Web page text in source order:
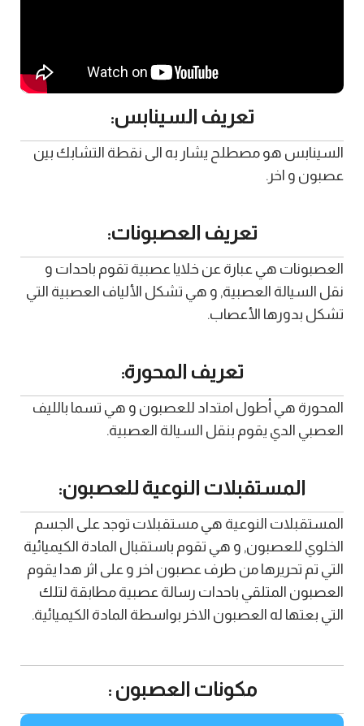
تعريف السينابس:
السينابس هو مصطلح يشار به الى نقطة التشابك بين
عصبون و اخر.
تعريف العصبونات:
العصبونات هي عبارة عن خلايا عصبية تقوم باحدات و
نقل السيالة العصبية, و هي تشكل الألياف العصبية التي
تشكل بدورها الأعصاب.
تعريف المحورة:
المحورة هي أطول امتداد للعصبون و هي تسما بالليف
العصبي الدي يقوم بنقل السيالة العصبية.
المستقبلات النوعية للعصبون:
المستقبلات النوعية هي مستقبلات توجد على الجسم
الخلوي للعصبون, و هي تقوم باستقبال المادة الكيميائية
التي تم تحريرها من طرف عصبون اخر و على اثر هدا يقوم
العصبون المتلقي باحدات رسالة عصبية مطابقة لتلك
التي بعتها له العصبون الاخر بواسطة المادة الكيميائية.
مكونات العصبون :